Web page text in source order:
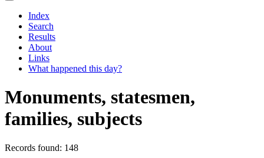
Index
Search
Results
About
Links
What happened this day?
Monuments, statesmen,
families, subjects
Records found: 148